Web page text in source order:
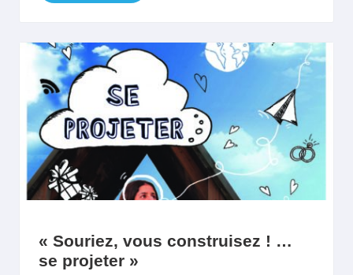
« Souriez, vous construisez ! …
se projeter »